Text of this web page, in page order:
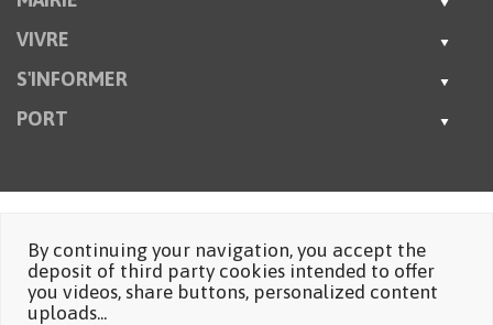
VIVRE
S'INFORMER
PORT
By continuing your navigation, you accept the
deposit of third party cookies intended to offer
you videos, share buttons, personalized content
uploads...